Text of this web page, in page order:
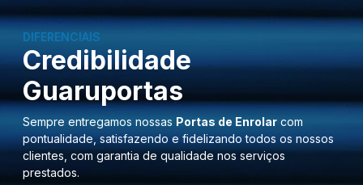
DIFERENCIAIS
Credibilidade
Guaruportas
Sempre entregamos nossas Portas de Enrolar com
pontualidade, satisfazendo e fidelizando todos os nossos
clientes, com garantia de qualidade nos serviços
prestados.